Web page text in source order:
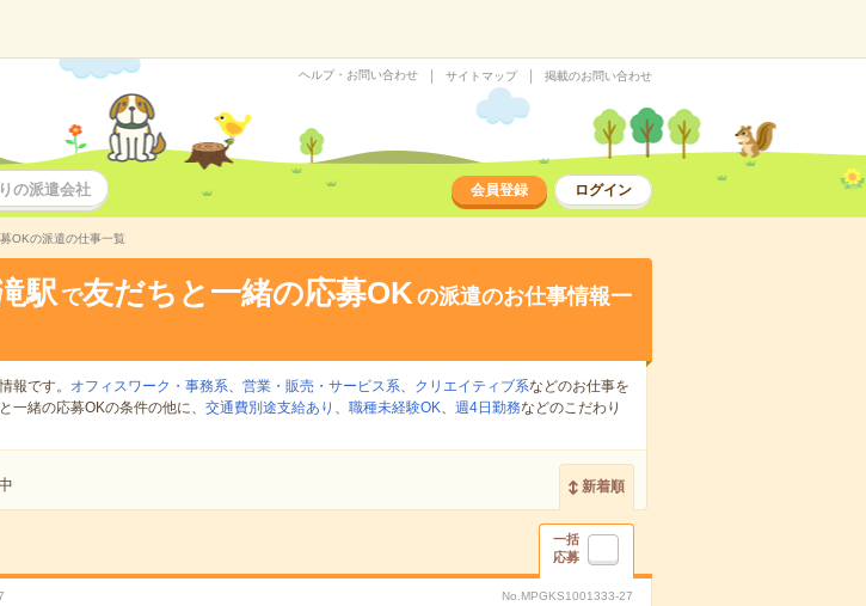
ヘルプ・お問い合わせ サイトマップ 掲載のお問い合わせ
の派遣会社 会員登録 ログイン
OKの派遣の仕事一覧
駅 で友だちと一緒の応募OKの派遣のお仕事情報一
報です。 オフィスワーク・事務系、 営業・販売・サービス系、 クリエイティブ系などのお仕事を
一緒の応募OKの条件の他に、 交通費別途支給あり 、 職種未経験OK、 週4日勤務などのこだわり
新着順
一括
応募
No.MPGKS1001333-27